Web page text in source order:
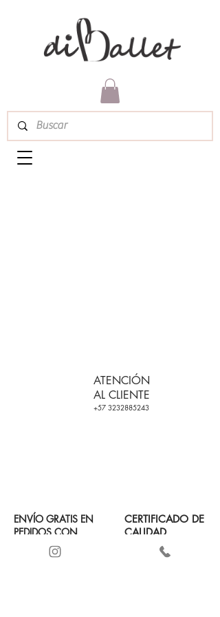
ATENCIÓN
AL CLIENTE
+57 3232885243
ENVÍO GRATIS EN
PEDIDOS CON
+2 PRODUCTOS
(VER CONDICIONES
CERTIFICADO DE
CALIDAD
PAGO SEGURO Y
CONTRAREMBOLSO